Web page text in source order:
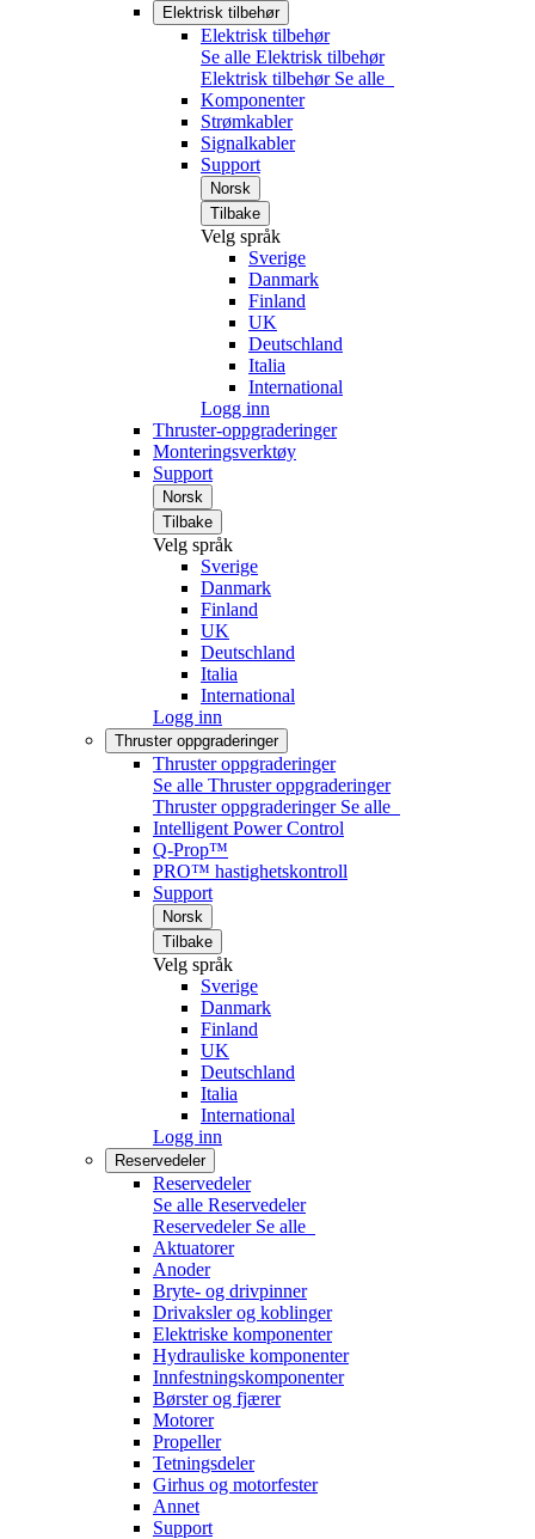
Elektrisk tilbehør
Elektrisk tilbehør
Se alle Elektrisk tilbehør
Elektrisk tilbehør Se alle
Komponenter
Strømkabler
Signalkabler
Support
Norsk
Tilbake
Velg språk
Sverige
Danmark
Finland
UK
Deutschland
Italia
International
Logg inn
Thruster-oppgraderinger
Monteringsverktøy
Support
Norsk
Tilbake
Velg språk
Sverige
Danmark
Finland
UK
Deutschland
Italia
International
Logg inn
Thruster oppgraderinger
Thruster oppgraderinger
Se alle Thruster oppgraderinger
Thruster oppgraderinger Se alle
Intelligent Power Control
Q-Prop™
PRO™ hastighetskontroll
Support
Norsk
Tilbake
Velg språk
Sverige
Danmark
Finland
UK
Deutschland
Italia
International
Logg inn
Reservedeler
Reservedeler
Se alle Reservedeler
Reservedeler Se alle
Aktuatorer
Anoder
Bryte- og drivpinner
Drivaksler og koblinger
Elektriske komponenter
Hydrauliske komponenter
Innfestningskomponenter
Børster og fjærer
Motorer
Propeller
Tetningsdeler
Girhus og motorfester
Annet
Support